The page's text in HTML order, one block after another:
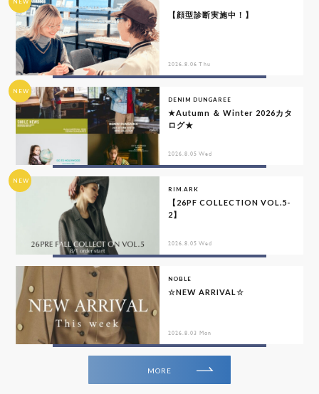
NEW
【顔型診断実施中！】
2026.8.06 Thu
NEW
DENIM DUNGAREE
★Autumn ＆ Winter 2026カタ
ログ★
2026.8.05 Wed
NEW
RIM.ARK
【26PF COLLECTION VOL.5-
2】
2026.8.05 Wed
NOBLE
☆NEW ARRIVAL☆
2026.8.03 Mon
MORE